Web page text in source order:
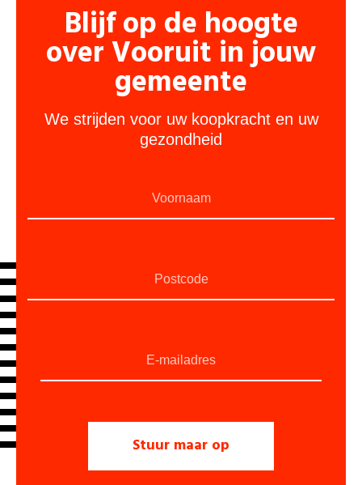
Blijf op de hoogte
over Vooruit in jouw
gemeente
We strijden voor uw koopkracht en uw
gezondheid